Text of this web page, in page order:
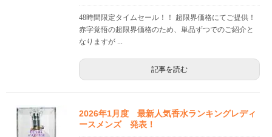
48時間限定タイムセール！！ 超限界価格にてご提供！
赤字覚悟の超限界価格のため、単品ずつでのご紹介と
なりますが ...
記事を読む
2026年1月度 最新人気香水ランキングレディ
ースメンズ 発表！